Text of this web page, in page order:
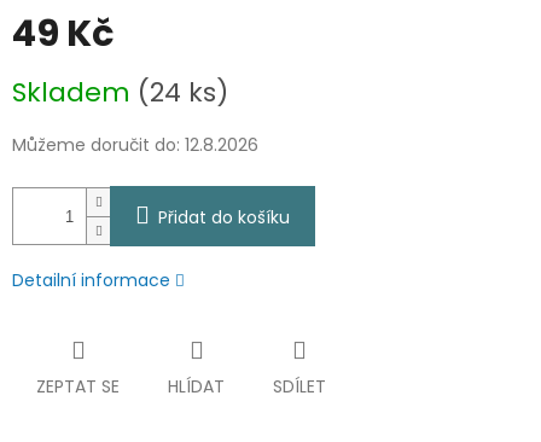
49 Kč
cena:
Skladem (24 ks)
Můžeme doručit do: 12.8.2026
Přidat do košíku
Detailní informace
ZEPTAT SE HLÍDAT SDÍLET